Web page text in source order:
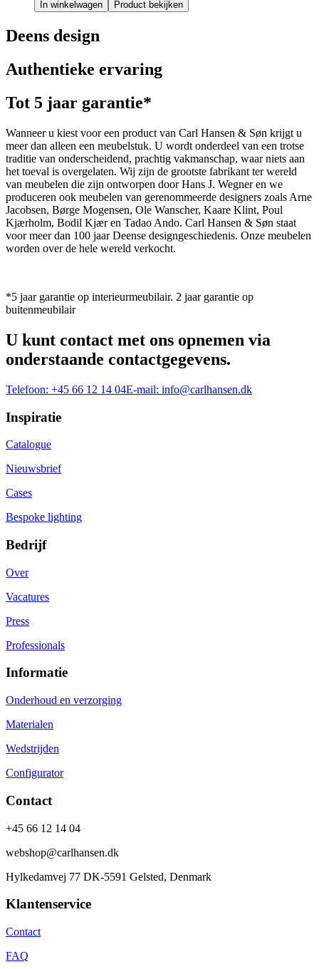
In winkelwagen Product bekijken
Deens design
Authentieke ervaring
Tot 5 jaar garantie*
Wanneer u kiest voor een product van Carl Hansen & Søn krijgt u
meer dan alleen een meubelstuk. U wordt onderdeel van een trotse
traditie van onderscheidend, prachtig vakmanschap, waar niets aan
het toeval is overgelaten. Wij zijn de grootste fabrikant ter wereld
van meubelen die zijn ontworpen door Hans J. Wegner en we
produceren ook meubelen van gerenommeerde designers zoals Arne
Jacobsen, Børge Mogensen, Ole Wanscher, Kaare Klint, Poul
Kjærholm, Bodil Kjær en Tadao Ando. Carl Hansen & Søn staat
voor meer dan 100 jaar Deense designgeschiedenis. Onze meubelen
worden over de hele wereld verkocht.
*5 jaar garantie op interieurmeubilair. 2 jaar garantie op
buitenmeubilair
U kunt contact met ons opnemen via
onderstaande contactgegevens.
Telefoon: +45 66 12 14 04E-mail: info@carlhansen.dk
Inspiratie
Catalogue
Nieuwsbrief
Cases
Bespoke lighting
Bedrijf
Over
Vacatures
Press
Professionals
Informatie
Onderhoud en verzorging
Materialen
Wedstrijden
Configurator
Contact
+45 66 12 14 04
webshop@carlhansen.dk
Hylkedamvej 77 DK-5591 Gelsted, Denmark
Klantenservice
Contact
FAQ